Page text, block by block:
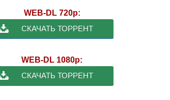
WEB-DL 720p:
СКАЧАТЬ ТОРРЕНТ
WEB-DL 1080p:
СКАЧАТЬ ТОРРЕНТ